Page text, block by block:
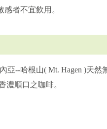
者不宜飲用。
亞--哈根山( Mt. Hagen )天
濃順口之咖啡。